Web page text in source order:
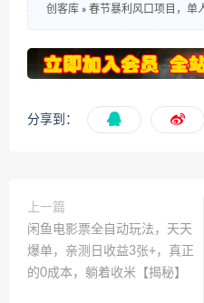
创客库 » 春节暴利风口项目，单
分享到：
上一篇
闲鱼电影票全自动玩法，天天
爆单，亲测日收益3张+，真正
的0成本，躺着收米【揭秘】